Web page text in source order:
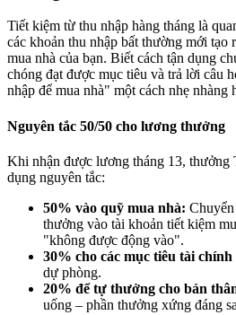
Tiết kiệm từ thu nhập hàng tháng là
các khoản thu nhập bất thường mới tạo
mua nhà của bạn. Biết cách tận dụng
chóng đạt được mục tiêu và trả lời câu
nhập để mua nhà" một cách nhẹ nhàng
Nguyên tắc 50/50 cho lương thưởng
Khi nhận được lương tháng 13, thưởng
dụng nguyên tắc:
50% vào quỹ mua nhà:
thưởng vào tài khoản tiết kiệm
"không được động vào".
30% cho các mục tiêu tài chính
dự phòng.
20% để tự thưởng cho bản
uống – phần thưởng xứng đáng